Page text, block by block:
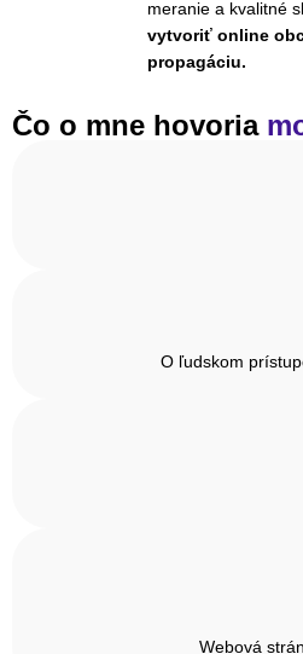
meranie a kvalitné
vytvoriť online
propagáciu.
Čo o mne hovoria
O ľudskom
Webová